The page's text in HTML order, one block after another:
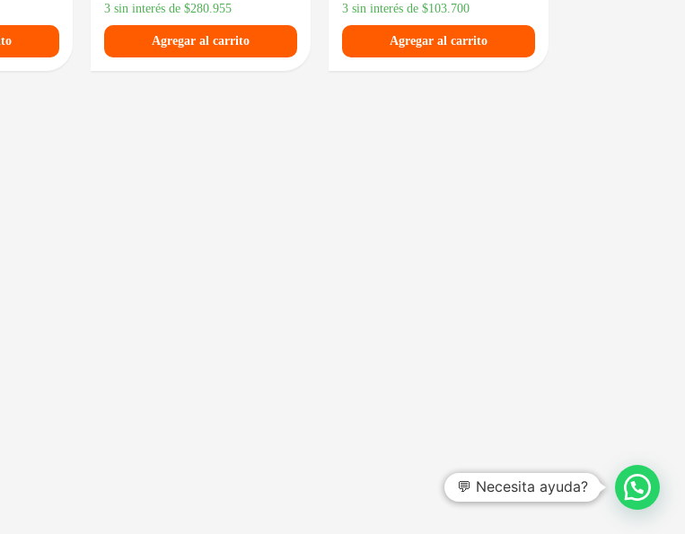
3 sin interés de $280.955
Agregar al carrito
3 sin interés de $103.700
Agregar al carrito
💬 Necesita ayuda?